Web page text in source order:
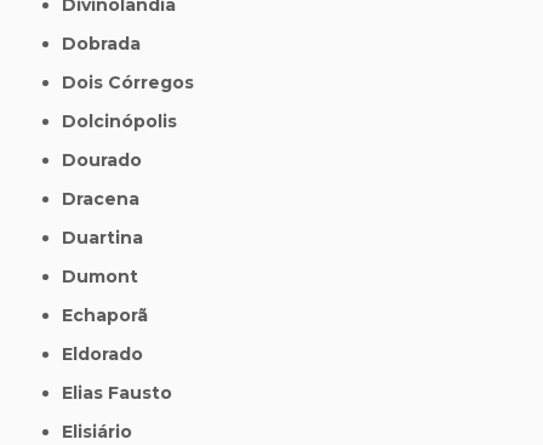
Divinolândia
Dobrada
Dois Córregos
Dolcinópolis
Dourado
Dracena
Duartina
Dumont
Echaporã
Eldorado
Elias Fausto
Elisiário